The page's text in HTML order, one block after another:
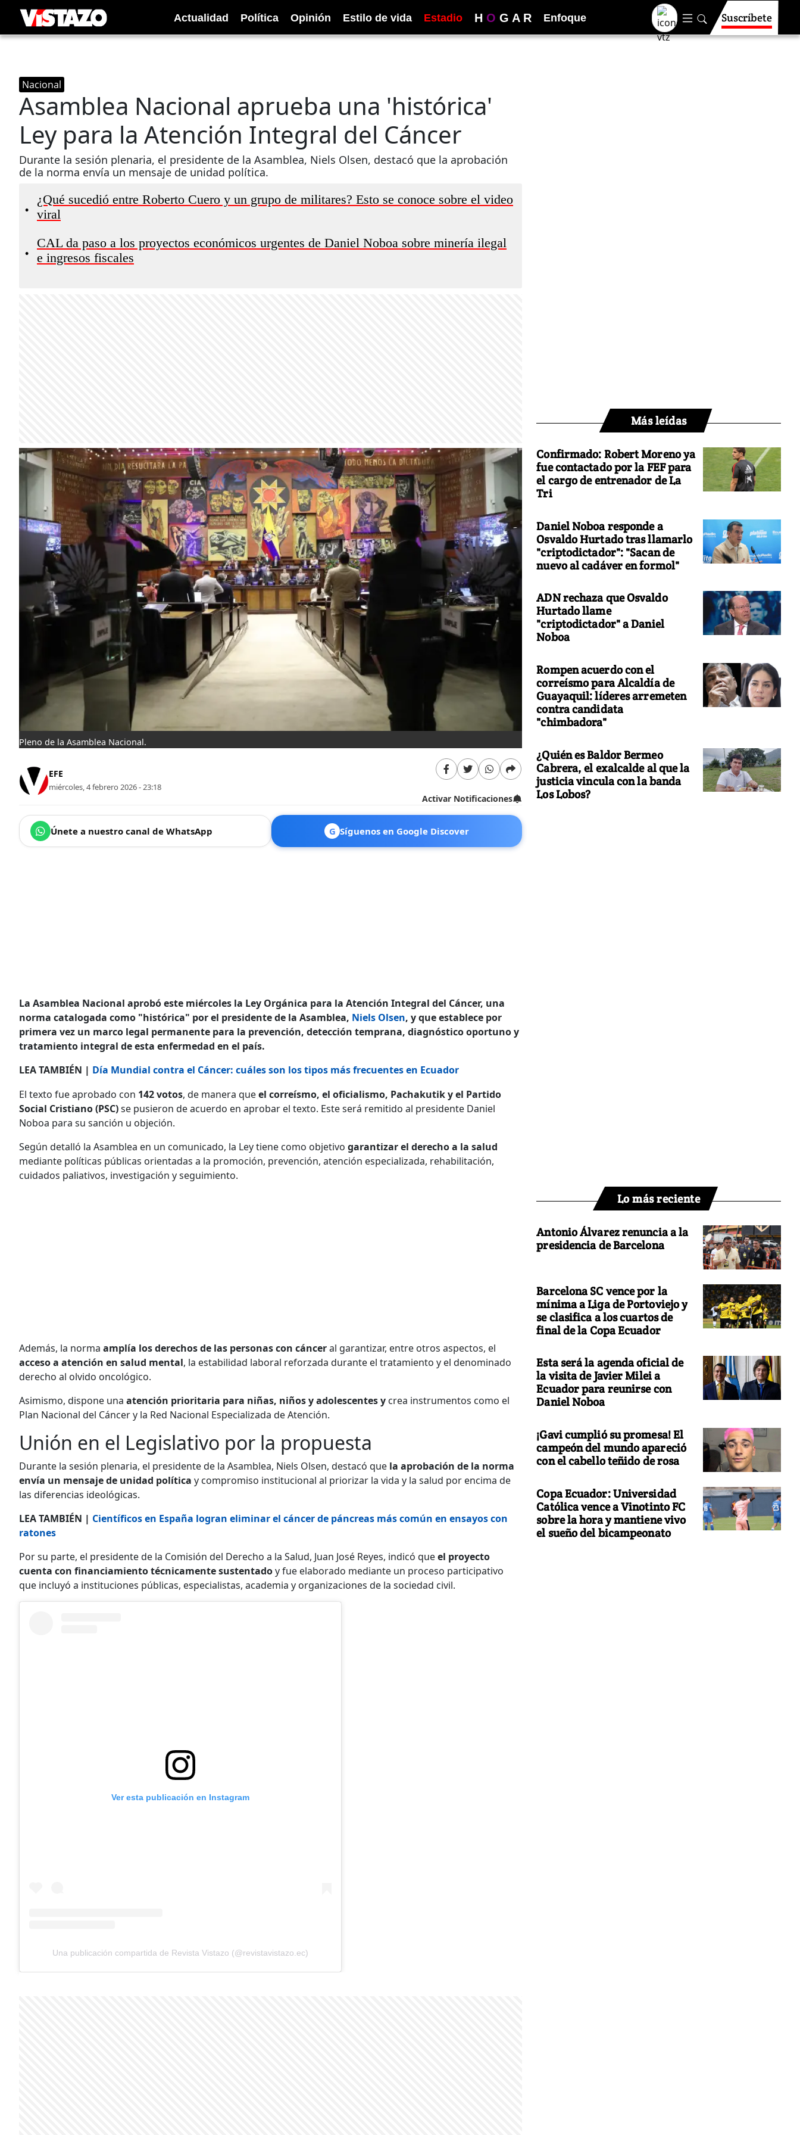
Actualidad Política Opinión Estilo de vida Estadio H O G A R Enfoque Suscríbete
Nacional
Asamblea Nacional aprueba una 'histórica'
Ley para la Atención Integral del Cáncer
Durante la sesión plenaria, el presidente de la Asamblea, Niels Olsen, destacó que la aprobación
de la norma envía un mensaje de unidad política.
•
¿Qué sucedió entre Roberto Cuero y un grupo de militares? Esto se conoce sobre el video
viral
•
CAL da paso a los proyectos económicos urgentes de Daniel Noboa sobre minería ilegal
e ingresos fiscales
Pleno de la Asamblea Nacional.
EFE
miércoles, 4 febrero 2026 - 23:18
Activar Notificaciones
Únete a nuestro canal de WhatsApp G Síguenos en Google Discover
La Asamblea Nacional aprobó este miércoles la Ley Orgánica para la Atención Integral del Cáncer, una
norma catalogada como "histórica" por el presidente de la Asamblea, Niels Olsen, y que establece por
primera vez un marco legal permanente para la prevención, detección temprana, diagnóstico oportuno y
tratamiento integral de esta enfermedad en el país.
LEA TAMBIÉN | Día Mundial contra el Cáncer: cuáles son los tipos más frecuentes en Ecuador
El texto fue aprobado con 142 votos, de manera queel correísmo, el oficialismo, Pachakutik y el Partido
Social Cristiano (PSC)se pusieron de acuerdo en aprobar el texto. Este será remitido al presidente Daniel
Noboa para su sanción u objeción.
Según detalló la Asamblea en un comunicado, la Ley tiene como objetivo garantizar el derecho a la salud
mediante políticas públicas orientadas a la promoción, prevención, atención especializada, rehabilitación,
cuidados paliativos, investigación y seguimiento.
Además, la norma amplía los derechos de las personas con cánceral garantizar, entre otros aspectos, el
acceso a atención en salud mental, la estabilidad laboral reforzada durante el tratamiento y el denominado
derecho al olvido oncológico.
Asimismo, dispone una atención prioritaria para niñas, niños y adolescentes y crea instrumentos como el
Plan Nacional del Cáncer y la Red Nacional Especializada de Atención.
Unión en el Legislativo por la propuesta
Durante la sesión plenaria, el presidente de la Asamblea, Niels Olsen, destacó que la aprobación de la norma
envía un mensaje de unidad política y compromiso institucional al priorizar la vida y la salud por encima de
las diferencias ideológicas.
LEA TAMBIÉN | Científicos en España logran eliminar el cáncer de páncreas más común en ensayos con
ratones
Por su parte, el presidente de la Comisión del Derecho a la Salud, Juan José Reyes, indicó queel proyecto
cuenta con financiamiento técnicamente sustentadoy fue elaborado mediante un proceso participativo
que incluyó a instituciones públicas, especialistas, academia y organizaciones de la sociedad civil.
Ver esta publicación en Instagram
Una publicación compartida de Revista Vistazo (@revistavistazo.ec)
Más leídas
Confirmado: Robert Moreno ya
fue contactado por la FEF para
el cargo de entrenador de La
Tri
Daniel Noboa responde a
Osvaldo Hurtado tras llamarlo
"criptodictador": "Sacan de
nuevo al cadáver en formol"
ADN rechaza que Osvaldo
Hurtado llame
"criptodictador" a Daniel
Noboa
Rompen acuerdo con el
correísmo para Alcaldía de
Guayaquil: líderes arremeten
contra candidata
"chimbadora"
¿Quién es Baldor Bermeo
Cabrera, el exalcalde al que la
justicia vincula con la banda
Los Lobos?
Lo más reciente
Antonio Álvarez renuncia a la
presidencia de Barcelona
Barcelona SC vence por la
mínima a Liga de Portoviejo y
se clasifica a los cuartos de
final de la Copa Ecuador
Esta será la agenda oficial de
la visita de Javier Milei a
Ecuador para reunirse con
Daniel Noboa
¡Gavi cumplió su promesa! El
campeón del mundo apareció
con el cabello teñido de rosa
Copa Ecuador: Universidad
Católica vence a Vinotinto FC
sobre la hora y mantiene vivo
el sueño del bicampeonato